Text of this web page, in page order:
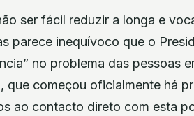
ser fácil reduzir a longa e
parece inequívoco que o
no problema das pessoas
que começou oficialmente há
ao contacto direto com esta